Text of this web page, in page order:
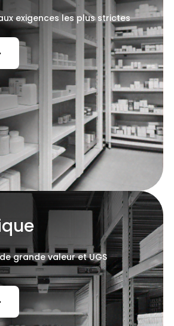
exigences les plus strictes
grande valeur et UGS